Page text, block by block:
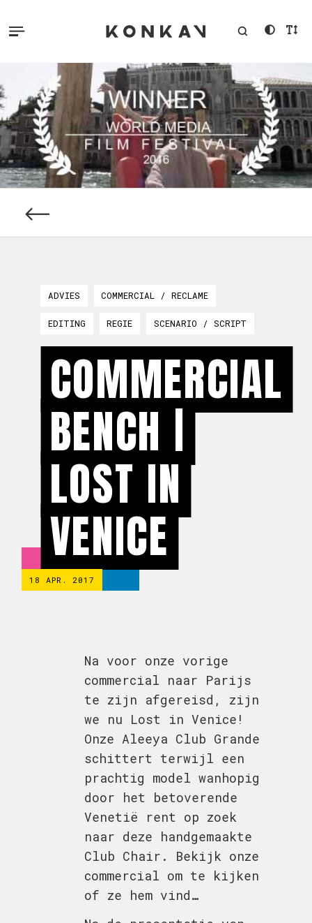
ADVIES COMMERCIAL / RECLAME
EDITING REGIE SCENARIO / SCRIPT
COMMERCIAL
BENCH |
LOST IN
VENICE
18 APR. 2017
Na voor onze vorige
commercial naar Parijs
te zijn afgereisd, zijn
we nu Lost in Venice!
Onze Aleeya Club Grande
schittert terwijl een
prachtig model wanhopig
door het betoverende
Venetië rent op zoek
naar deze handgemaakte
Club Chair. Bekijk onze
commercial om te kijken
of ze hem vind…